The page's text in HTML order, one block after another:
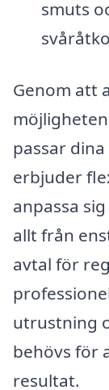
smuts
Genom att
passar
erbjuder
anpassa
allt från
avtal för
utrustning
behövs för
resultat.